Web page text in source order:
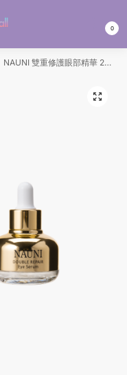
0
NAUNI 雙重修護眼部精華 20ML